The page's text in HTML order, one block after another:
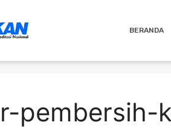
BERANDA
pembersih-